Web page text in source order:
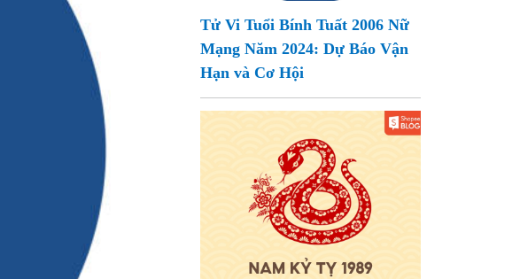
Tử Vi Tuổi Bính Tuất 2006 Nữ
Mạng Năm 2024: Dự Báo Vận
Hạn và Cơ Hội